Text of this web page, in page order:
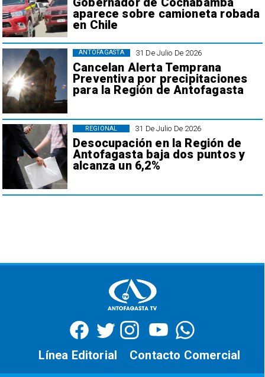
aparece sobre camioneta robada
en Chile
31 De Julio De 2026
Cancelan Alerta Temprana
Preventiva por precipitaciones
para la Región de Antofagasta
ANTOFAGASTA
31 De Julio De 2026
Desocupación en la Región de
Antofagasta baja dos puntos y
alcanza un 6,2%
REGIONAL
Contacto Comercial
Línea Editorial